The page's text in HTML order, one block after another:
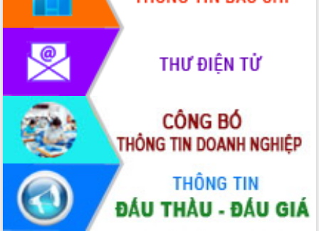
Rà soát, hoàn thiện hệ thống thiết chế
văn hóa, thể thao đáp ứng yêu cầu
phát triển mới
Thường trực HĐND tỉnh Đắk Lắk gặp
mặt Đoàn chuyên gia y tế TP. Hồ Chí
Lễ truy điệu và an táng hài cốt liệt sĩ
tại Nghĩa trang Liệt sĩ xã Sơn Hòa
Bàn giải pháp tháo gỡ khó khăn trong
xuất khẩu sầu riêng và triển khai quy
định EUDR
Thứ trưởng Bộ Nông nghiệp và Môi
trường Nguyễn Hoàng Hiệp khảo sát
vùng trồng và doanh nghiệp đóng gói